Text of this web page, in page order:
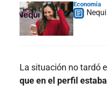
Economía
La situación no tardó
que en el perfil